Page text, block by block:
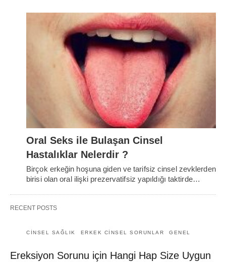
Oral Seks ile Bulaşan Cinsel
Hastalıklar Nelerdir ?
Birçok erkeğin hoşuna giden ve tarifsiz cinsel zevklerden
birisi olan oral ilişki prezervatifsiz yapıldığı taktirde…
RECENT POSTS
CINSEL SAĞLIK ERKEK CINSEL SORUNLAR GENEL
Ereksiyon Sorunu için Hangi Hap Size Uygun